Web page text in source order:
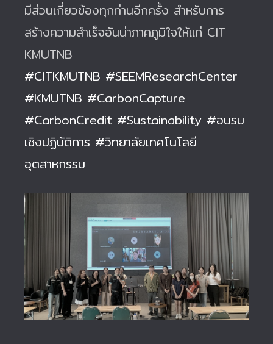
มีส่วนเกี่ยวข้องทุกท่านอีกครั้ง สำหรับการ
สร้างความสำเร็จอันน่าภาคภูมิใจให้แก่ CIT
KMUTNB
#CITKMUTNB #SEEMResearchCenter
#KMUTNB #CarbonCapture
#CarbonCredit #Sustainability #อบรม
เชิงปฏิบัติการ #วิทยาลัยเทคโนโลยี
อุตสาหกรรม